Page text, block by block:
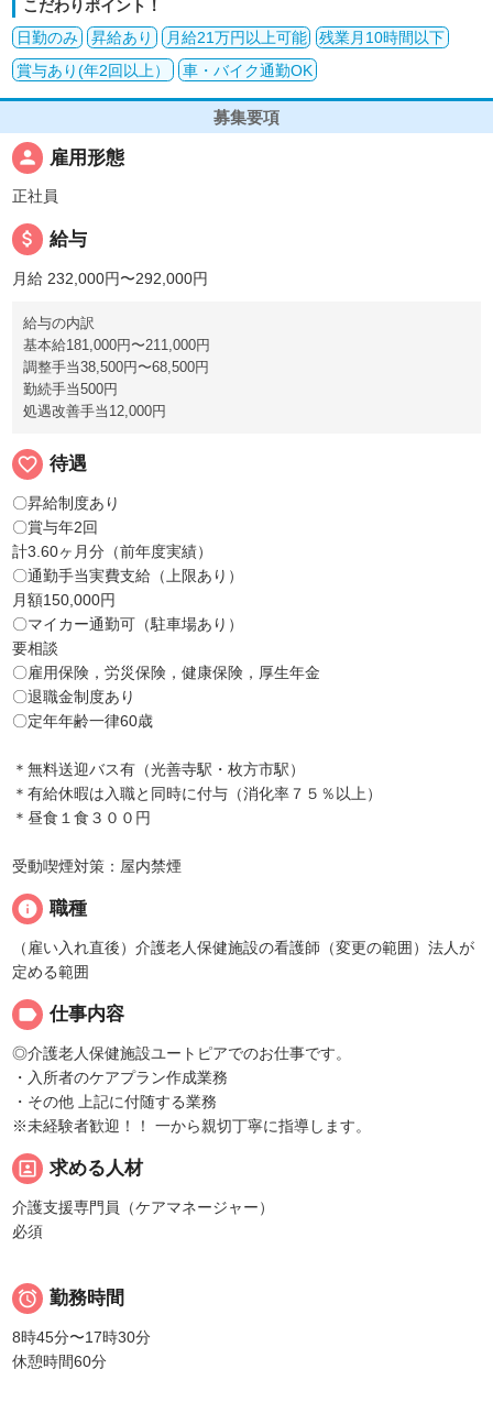
こだわりポイント！
日勤のみ
昇給あり 月給21万円以上可能
残業月10時間以下
賞与あり(年2回以上）
車・バイク通勤OK
募集要項
person 雇用形態
正社員
attach_money 給与
月給 232,000円〜292,000円
給与の内訳
基本給181,000円〜211,000円
調整手当38,500円〜68,500円
勤続手当500円
処遇改善手当12,000円
favorite_border 待遇
〇昇給制度あり
〇賞与年2回
計3.60ヶ月分（前年度実績）
〇通勤手当実費支給（上限あり）
月額150,000円
〇マイカー通勤可（駐車場あり）
要相談
〇雇用保険，労災保険，健康保険，厚生年金
〇退職金制度あり
〇定年年齢一律60歳
＊無料送迎バス有（光善寺駅・枚方市駅）
＊有給休暇は入職と同時に付与（消化率７５％以上）
＊昼食１食３００円
受動喫煙対策：屋内禁煙
info 職種
（雇い入れ直後）介護老人保健施設の看護師（変更の範囲）法人が
定める範囲
label 仕事内容
◎介護老人保健施設ユートピアでのお仕事です。
・入所者のケアプラン作成業務
・その他 上記に付随する業務
※未経験者歓迎！！ 一から親切丁寧に指導します。
portrait 求める人材
介護支援専門員（ケアマネージャー）
必須
 勤務時間
8時45分〜17時30分
休憩時間60分